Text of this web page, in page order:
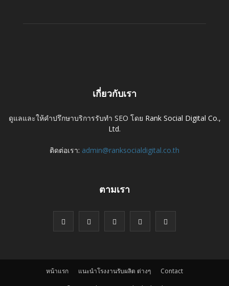
เกี่ยวกับเรา
ดูแลและให้คำปรึกษาบริการรับทำ SEO โดย Rank Social Digital Co.,
Ltd.
ติดต่อเรา: admin@ranksocialdigital.co.th
ตามเรา
หน้าแรก แนะนำโรงงานรับผลิต ต่างๆ
Contact